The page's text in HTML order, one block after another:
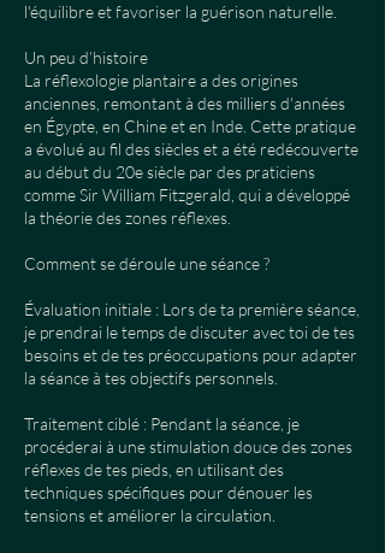
l'équilibre et favoriser la guérison naturelle.
Un peu d’histoire
La réflexologie plantaire a des origines
anciennes, remontant à des milliers d'années
en Égypte, en Chine et en Inde. Cette pratique
a évolué au fil des siècles et a été redécouverte
au début du 20e siècle par des praticiens
comme Sir William Fitzgerald, qui a développé
la théorie des zones réflexes.
Comment se déroule une séance ?
Évaluation initiale : Lors de ta première séance,
je prendrai le temps de discuter avec toi de tes
besoins et de tes préoccupations pour adapter
la séance à tes objectifs personnels.
Traitement ciblé : Pendant la séance, je
procéderai à une stimulation douce des zones
réflexes de tes pieds, en utilisant des
techniques spécifiques pour dénouer les
tensions et améliorer la circulation.